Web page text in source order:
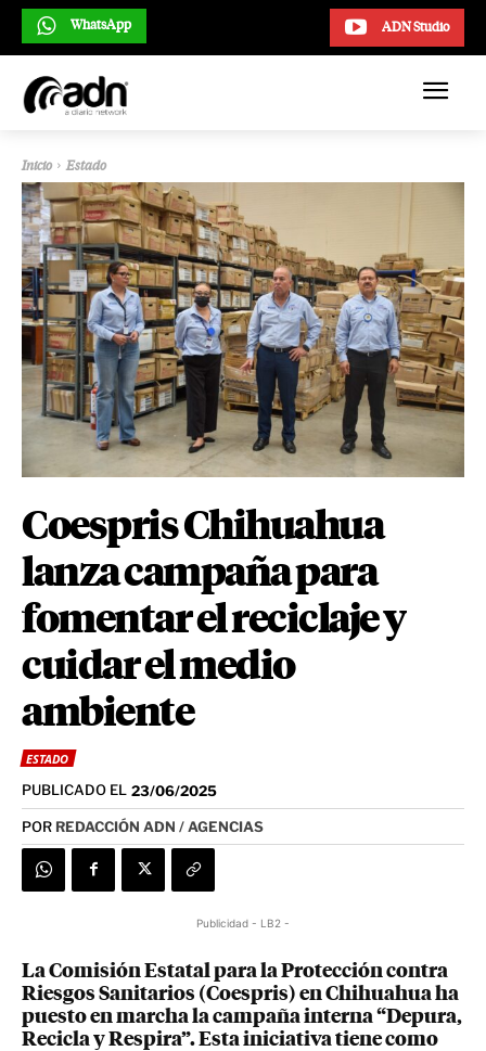
ADN Studio
WhatsApp
Inicio Estado
Coespris Chihuahua
lanza campaña para
fomentar el reciclaje y
cuidar el medio
ambiente
ESTADO
PUBLICADO EL 23/06/2025
POR REDACCIÓN ADN / AGENCIAS
Publicidad - LB2 -
La Comisión Estatal para la Protección contra
Riesgos Sanitarios (Coespris) en Chihuahua ha
puesto en marcha la campaña interna “Depura,
Recicla y Respira”. Esta iniciativa tiene como